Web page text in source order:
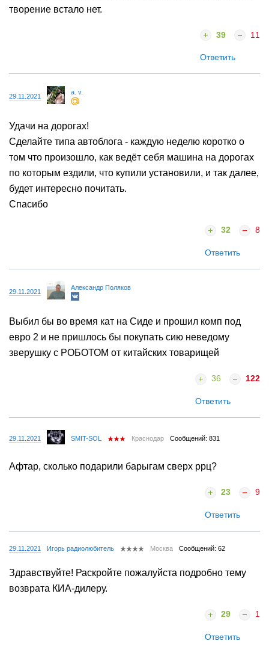
творение встало нет.
39 11
Ответить
29.11.2021
a. v.
Удачи на дорогах!
Сделайте типа автоблога - каждую неделю коротко о
том что произошло, как ведёт себя машина на дорогах
по которым ездили, что купили установили, и так далее,
будет интересно почитать.
Спасибо
32 8
Ответить
29.11.2021
Александр Поляков
Выбил бы во время кат на Сиде и прошил комп под
евро 2 и не пришлось бы покупать сию неведому
зверушку с РОБОТОМ от китайских товарищей
36 122
Ответить
29.11.2021 SMIT-SOL Краснодар Сообщений: 831
Афтар, сколько подарили барыгам сверх ррц?
23 9
Ответить
29.11.2021 Игорь радиолюбитель Москва Сообщений: 62
Здравствуйте! Раскройте пожалуйста подробно тему
возврата КИА-дилеру.
29 1
Ответить